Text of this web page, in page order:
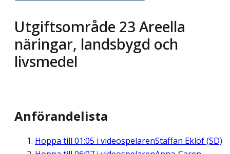
Utgiftsområde 23 Areella
näringar, landsbygd och
livsmedel
Anförandelista
Hoppa till 01:05 i videospelarenStaffan Eklöf (SD)